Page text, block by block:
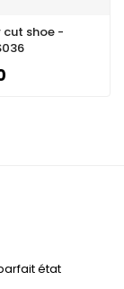
cut shoe -
état